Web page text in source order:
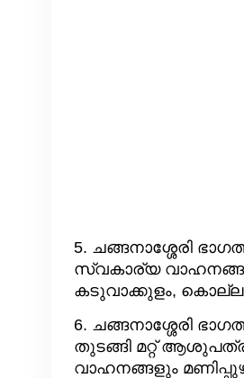
5. ചങ്ങനാശ്ശേരി
സ്വകാര്യ
കടുവാക്കുളം,
6. ചങ്ങനാശ്ശേരി
തുടങ്ങി മറ്റ്
വാഹനങ്ങളും